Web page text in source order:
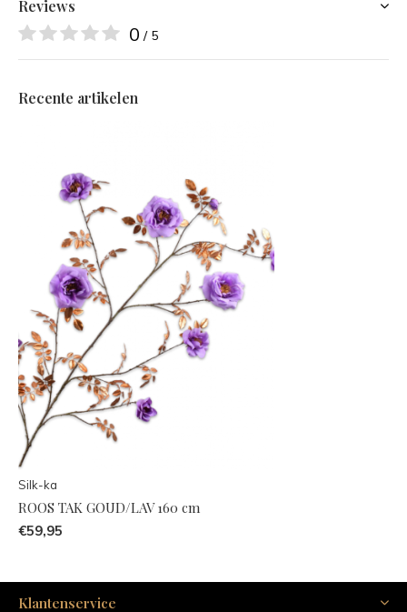
Reviews
0 / 5
Recente artikelen
Silk-ka
ROOS TAK GOUD/LAV 160 cm
€59,95
Klantenservice